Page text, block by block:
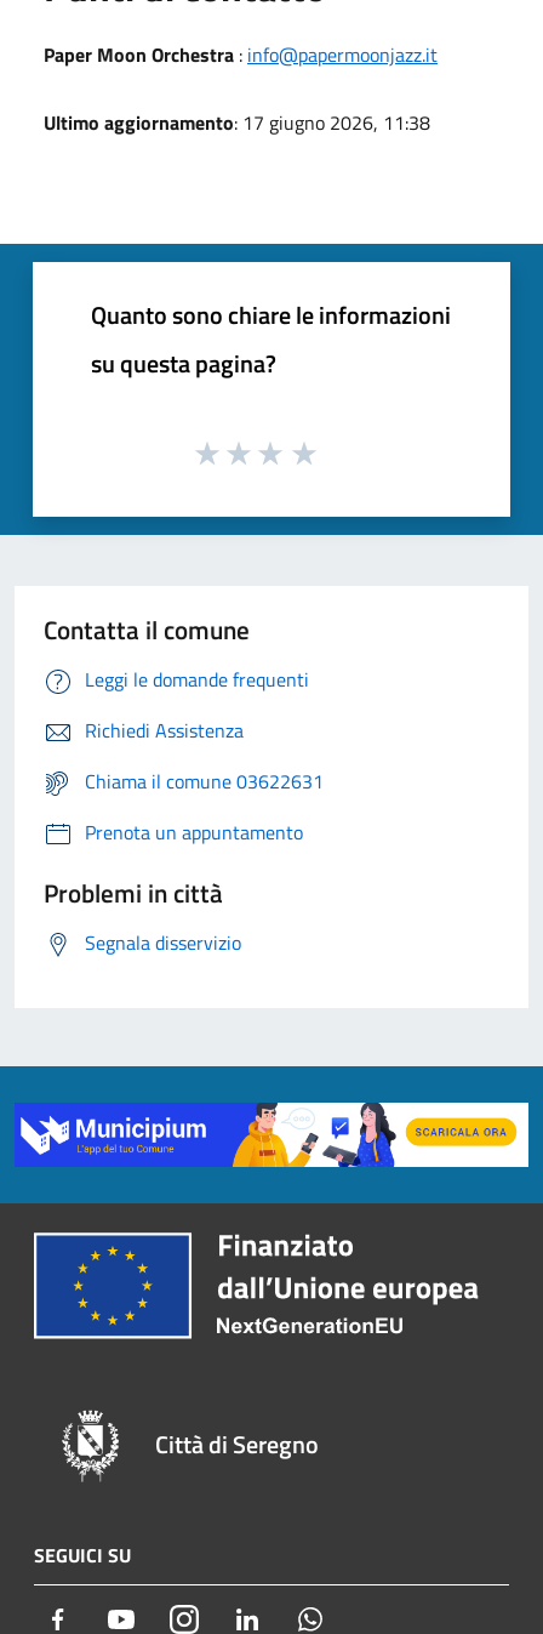
Paper Moon Orchestra : info@papermoonjazz.it
Ultimo aggiornamento: 17 giugno 2026, 11:38
Quanto sono chiare le informazioni
su questa pagina?
Contatta il comune
Leggi le domande frequenti
Richiedi Assistenza
Chiama il comune 03622631
Prenota un appuntamento
Problemi in città
Segnala disservizio
Città di Seregno
SEGUICI SU
Facebook YoutubeInstagram LinkedIn